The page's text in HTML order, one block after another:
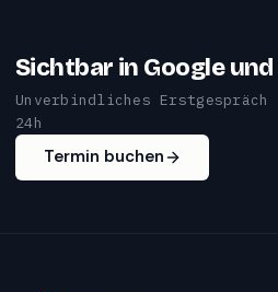
Sichtbar in Google und
Unverbindliches
24h
Termin buchen